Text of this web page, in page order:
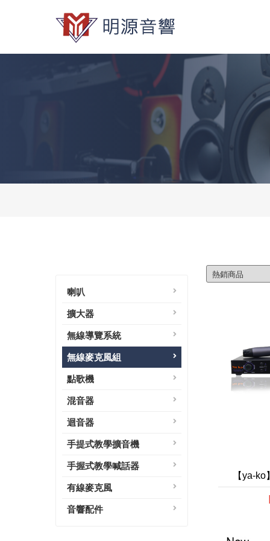
喇叭
擴大器
無線導覽系統
無線麥克風組
點歌機
混音器
迴音器
手提式教學擴音機
手握式教學喊話器
有線麥克風
音響配件
【ya-